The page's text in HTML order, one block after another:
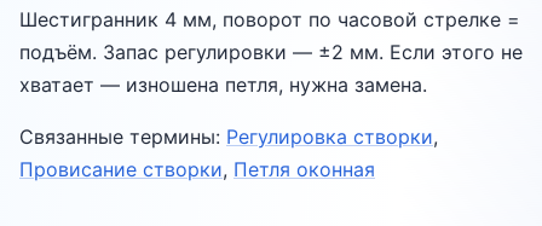
Шестигранник 4 мм, поворот по часовой стрелке =
подъём. Запас регулировки — ±2 мм. Если этого не
хватает — изношена петля, нужна замена.
Связанные термины: Регулировка створки,
Провисание створки, Петля оконная